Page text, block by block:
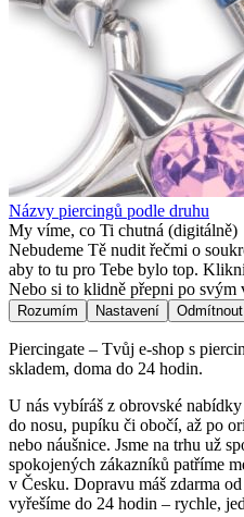
Názvy piercingů podle druhu
My víme, co Ti chutná (digitálně)
Nebudeme Tě nudit řečmi o
aby to tu pro Tebe bylo top.
Nebo si to klidně přepni po svým
Rozumím Nastavení
Piercingate – Tvůj e-shop s
skladem, doma do 24 hodin.
U nás vybíráš z obrovské
do nosu, pupíku či obočí, až po
nebo náušnice. Jsme na trhu už
spokojených zákazníků patříme
v Česku. Dopravu máš zdarma
vyřešíme do 24 hodin – rychle,